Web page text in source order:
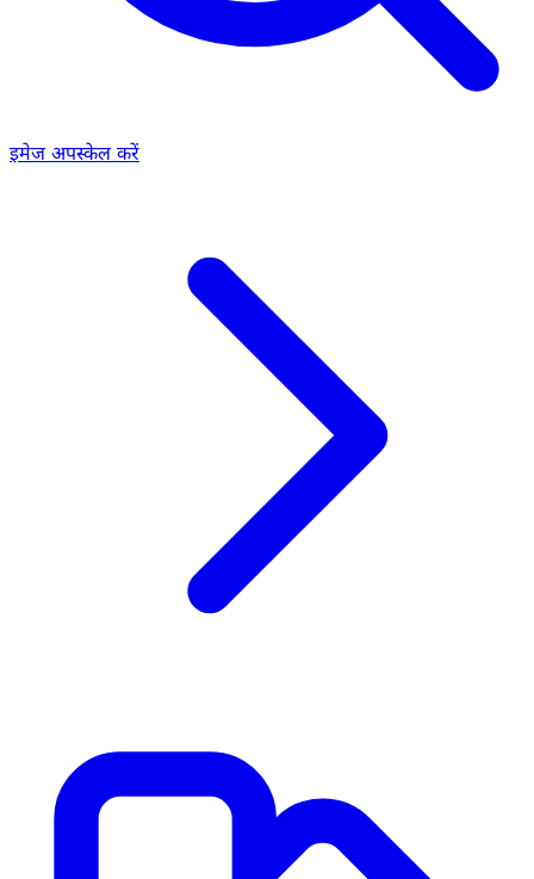
इमेज अपस्केल करें